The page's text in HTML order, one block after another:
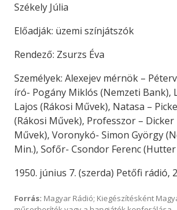
Székely Júlia
Előadják: üzemi színjátszók
Rendező: Zsurzs Éva
Személyek: Alexejev mérnök –
író- Pogány Miklós (Nemzeti Bank),
Lajos (Rákosi Művek), Natasa –
(Rákosi Művek), Professzor – Dicker
Művek), Voronykó- Simon György
Min.), Sofőr- Csondor Ferenc
1950. június 7. (szerda) Petőfi rádió,
Forrás: Magyar Rádió; Kiegészítésként